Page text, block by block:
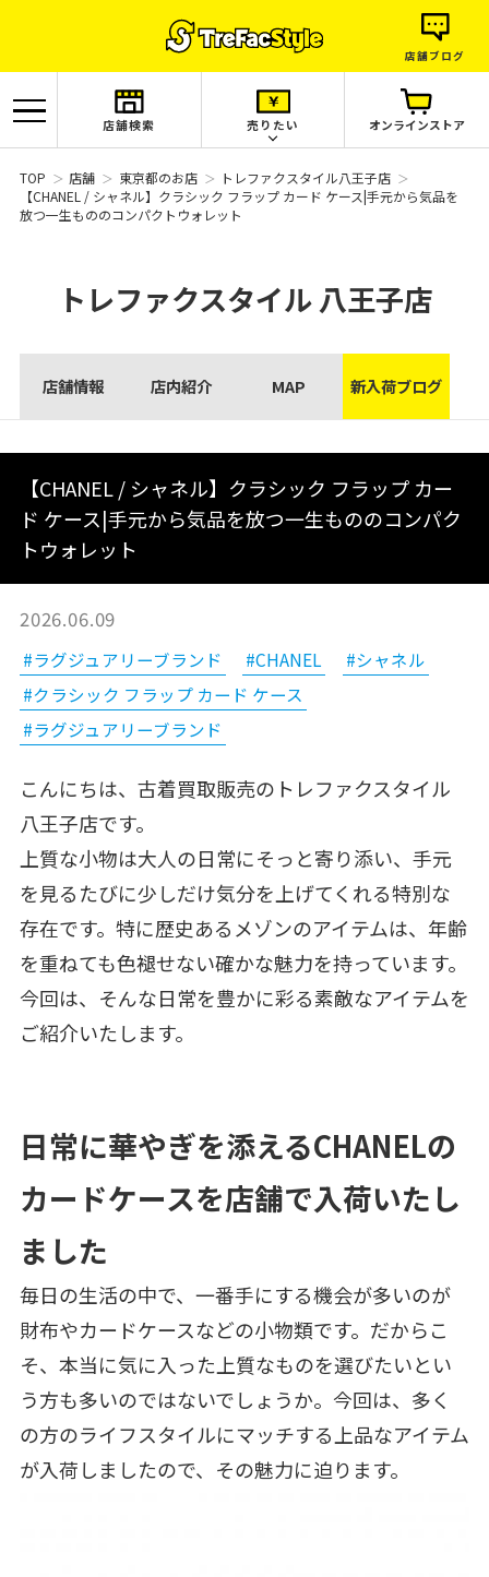
店舗ブログ
店舗検索 売りたい オンラインストア
TOP 店舗 東京都のお店
トレファクスタイル八王子店
【CHANEL / シャネル】クラシック フラップ カード ケース|手元から気品を
放つ一生もののコンパクトウォレット
トレファクスタイル八王子店
店舗情報 店内紹介 MAP 新入荷ブログ
【CHANEL / シャネル】クラシック フラップ カー
ド ケース|手元から気品を放つ一生もののコンパク
トウォレット
2026.06.09
#ラグジュアリーブランド #CHANEL
#シャネル
#クラシック フラップ カード ケース
#ラグジュアリーブランド
こんにちは、古着買取販売のトレファクスタイル
八王子店です。
上質な小物は大人の日常にそっと寄り添い、手元
を見るたびに少しだけ気分を上げてくれる特別な
存在です。特に歴史あるメゾンのアイテムは、年齢
を重ねても色褪せない確かな魅力を持っています。
今回は、そんな日常を豊かに彩る素敵なアイテムを
ご紹介いたします。
日常に華やぎを添えるCHANELの
カードケースを店舗で入荷いたし
ました
毎日の生活の中で、一番手にする機会が多いのが
財布やカードケースなどの小物類です。だからこ
そ、本当に気に入った上質なものを選びたいとい
う方も多いのではないでしょうか。今回は、多く
の方のライフスタイルにマッチする上品なアイテム
が入荷しましたので、その魅力に迫ります。